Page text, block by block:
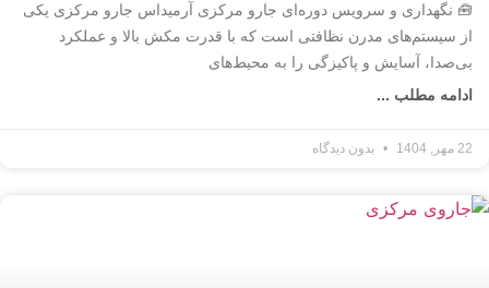
🧰 نگهداری و سرویس دوره‌ای جارو مرکزی آرمیداس جارو مرکزی یکی
از سیستم‌های مدرن نظافتی است که با قدرت مکش بالا و عملکرد
بی‌صدا، آسایش و پاکیزگی را به محیط‌های
ادامه مطلب ...
22 مهر, 1404 بدون دیدگاه